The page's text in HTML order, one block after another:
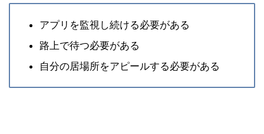
アプリを監視し続ける必要がある
路上で待つ必要がある
自分の居場所をアピールする必要がある